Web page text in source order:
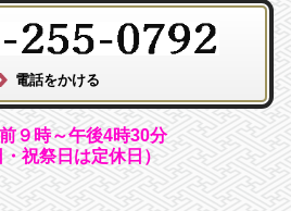
９時～午後4時30分
・祝祭日は定休日）